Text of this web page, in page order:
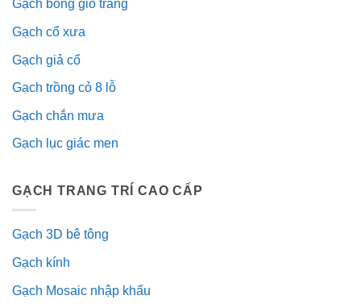
Gạch bông gió trắng
Gạch cổ xưa
Gạch giả cổ
Gạch trồng cỏ 8 lỗ
Gạch chắn mưa
Gạch lục giác men
GẠCH TRANG TRÍ CAO CẤP
Gạch 3D bê tông
Gạch kính
Gạch Mosaic nhập khẩu